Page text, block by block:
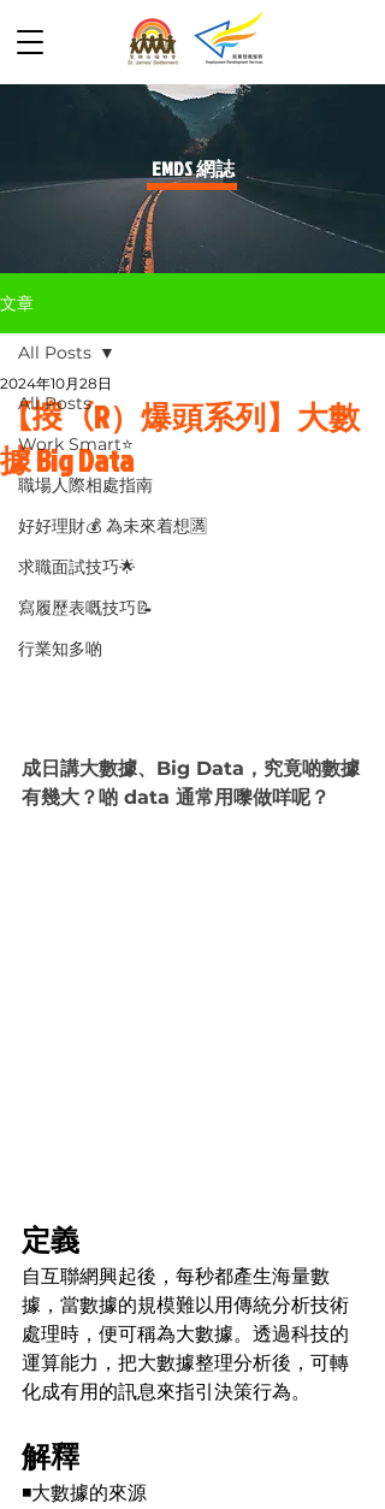
​EMDS 網誌
文章
All Posts
Work Smart⭐️
職場人際相處指南
好好理財💰 為未來着想🈵
求職面試技巧🌟
寫履歷表嘅技巧📝
行業知多啲
All Posts
【𢲷（R）爆頭系列】大數
據 Big Data
2024年10月28日
成日講大數據、Big Data，究竟啲數據
有幾大？啲 data 通常用嚟做咩呢？
定義
自互聯網興起後，每秒都產生海量數
據，當數據的規模難以用傳統分析技術
處理時，便可稱為大數據。透過科技的
運算能力，把大數據整理分析後，可轉
化成有用的訊息來指引決策行為。
解釋
◾️大數據的來源